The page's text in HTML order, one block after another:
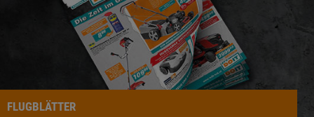
FLUGBLÄTTER